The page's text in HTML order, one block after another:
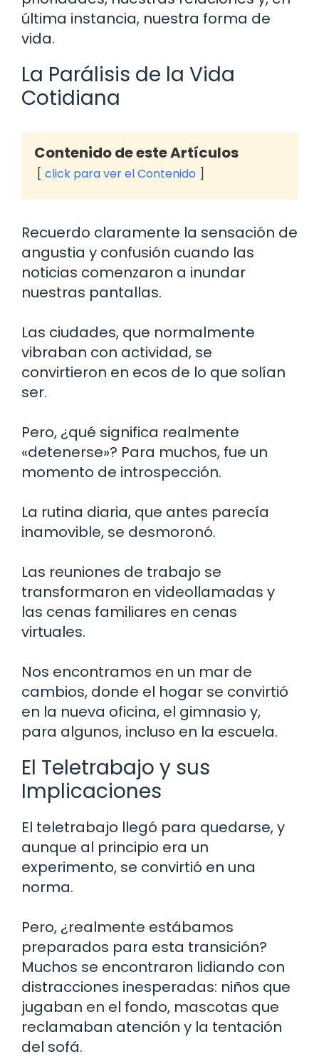
última instancia, nuestra forma de
vida.
La Parálisis de la Vida
Cotidiana
Contenido de este Artículos
click para ver el Contenido
Recuerdo claramente la sensación de
angustia y confusión cuando las
noticias comenzaron a inundar
nuestras pantallas.
Las ciudades, que normalmente
vibraban con actividad, se
convirtieron en ecos de lo que solían
ser.
Pero, ¿qué significa realmente
«detenerse»? Para muchos, fue un
momento de introspección.
La rutina diaria, que antes parecía
inamovible, se desmoronó.
Las reuniones de trabajo se
transformaron en videollamadas y
las cenas familiares en cenas
virtuales.
Nos encontramos en un mar de
cambios, donde el hogar se convirtió
en la nueva oficina, el gimnasio y,
para algunos, incluso en la escuela.
El Teletrabajo y sus
Implicaciones
El teletrabajo llegó para quedarse, y
aunque al principio era un
experimento, se convirtió en una
norma.
Pero, ¿realmente estábamos
preparados para esta transición?
Muchos se encontraron lidiando con
distracciones inesperadas: niños que
jugaban en el fondo, mascotas que
reclamaban atención y la tentación
del sofá.